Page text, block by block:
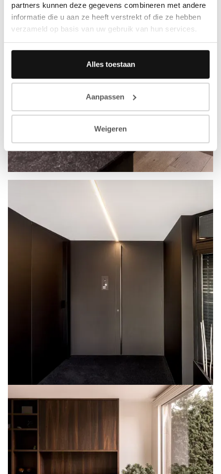
partners kunnen deze gegevens combineren met andere
informatie die u aan ze heeft verstrekt of die ze hebben
verzameld op basis van uw gebruik van hun services.
Alles toestaan
Aanpassen
Weigeren